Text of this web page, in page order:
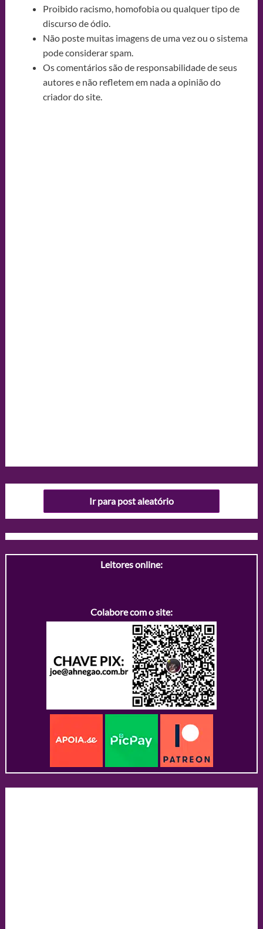
Proibido racismo, homofobia ou qualquer tipo de
discurso de ódio.
Não poste muitas imagens de uma vez ou o sistema
pode considerar spam.
Os comentários são de responsabilidade de seus
autores e não refletem em nada a opinião do
criador do site.
Ir para post aleatório
Leitores online:
Colabore com o site: